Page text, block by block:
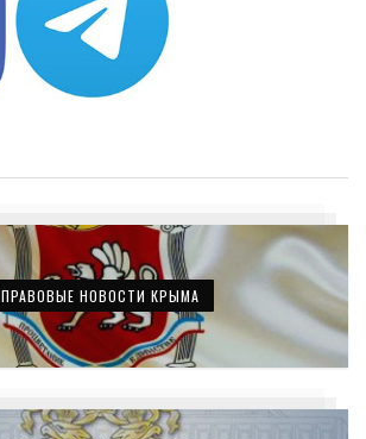
ПРАВОВЫЕ НОВОСТИ КРЫМА